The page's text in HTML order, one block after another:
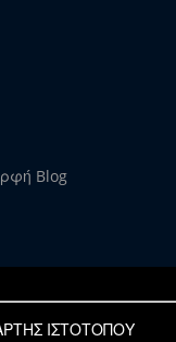
Blog
ΙΣΤΟΤΟΠΟΥ